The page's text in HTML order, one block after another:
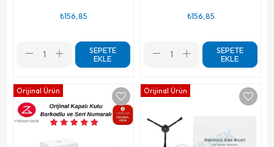
₺156,85
SEPETE
EKLE
₺156,85
SEPETE
EKLE
Orijinal Ürün Orijinal Ürün